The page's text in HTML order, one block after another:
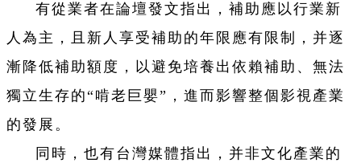
有從業者在論壇發文指出，補助應以行業新
人為主，且新人享受補助的年限應有限制，并逐
漸降低補助額度，以避免培養出依賴補助、無法
獨立生存的“啃老巨嬰”，進而影響整個影視產業
的發展。
同時，也有台灣媒體指出，并非文化產業的